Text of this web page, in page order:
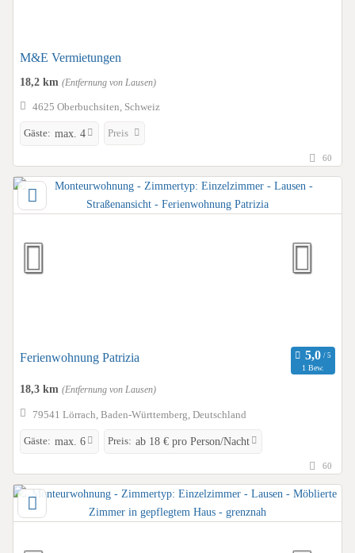
M&E Vermietungen
18,2 km (Entfernung von Lausen)
4625 Oberbuchsiten, Schweiz
Gäste: max. 4 Preis
60
Ferienwohnung Patrizia
1 Bew.
18,3 km (Entfernung von Lausen)
79541 Lörrach, Baden-Württemberg, Deutschland
Gäste: max. 6 Preis: ab 18 € pro Person/Nacht
60